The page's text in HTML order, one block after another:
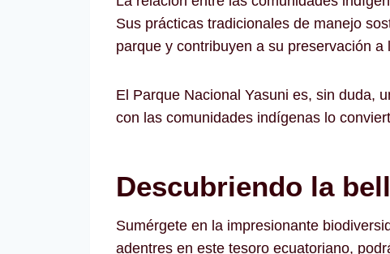
Sus prácticas tradicionales de manejo
parque y contribuyen a su preservación a
El Parque Nacional Yasuni es, sin duda,
con las comunidades indígenas lo
Descubriendo la
Sumérgete en la impresionante
adentres en este tesoro ecuatoriano,